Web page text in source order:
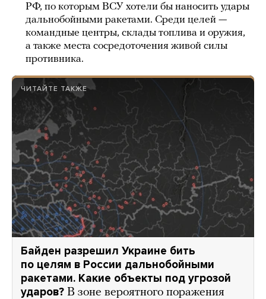
РФ, по которым ВСУ хотели бы наносить удары
дальнобойными ракетами. Среди целей —
командные центры, склады топлива и оружия,
а также места сосредоточения живой силы
противника.
ЧИТАЙТЕ ТАКЖЕ
Байден разрешил Украине бить
по целям в России дальнобойными
ракетами. Какие объекты под угрозой
ударов? В зоне вероятного поражения